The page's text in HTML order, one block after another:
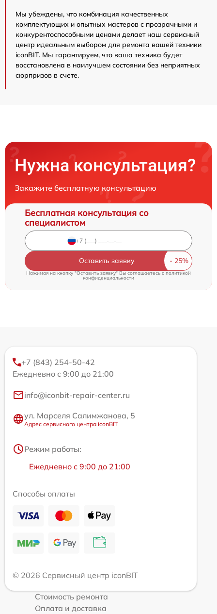
Мы убеждены, что комбинация качественных
комплектующих и опытных мастеров с прозрачными и
конкурентоспособными ценами делает наш сервисный
центр идеальным выбором для ремонта вашей техники
iconBIT. Мы гарантируем, что ваша техника будет
восстановлена в наилучшем состоянии без неприятных
сюрпризов в счете.
Нужна консультация?
Закажите бесплатную консультацию
Бесплатная консультация со
специалистом
Оставить заявку
Нажимая на кнопку "Оставить заявку" Вы соглашаетесь cполитикой
конфиденциальности
+7 (843) 254-50-42
Ежедневно с 9:00 до 21:00
info@iconbit-repair-center.ru
ул. Марселя Салимжанова, 5
Адрес сервисного центра iconBIT
Режим работы:
Ежедневно с 9:00 до 21:00
Способы оплаты
© 2026 Сервисный центр iconBIT
Стоимость ремонта
Оплата и доставка